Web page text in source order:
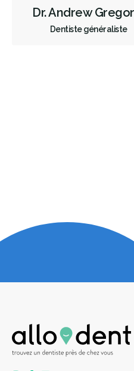
Dr. Andrew
Dentiste généraliste